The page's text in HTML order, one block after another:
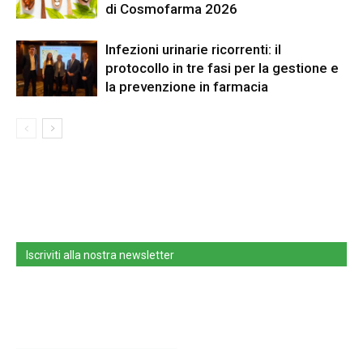
di Cosmofarma 2026
Infezioni urinarie ricorrenti: il
protocollo in tre fasi per la gestione e
la prevenzione in farmacia
Iscriviti alla nostra newsletter